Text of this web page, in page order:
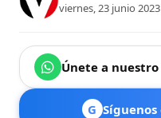
viernes, 23 junio
Únete a
G Síguenos